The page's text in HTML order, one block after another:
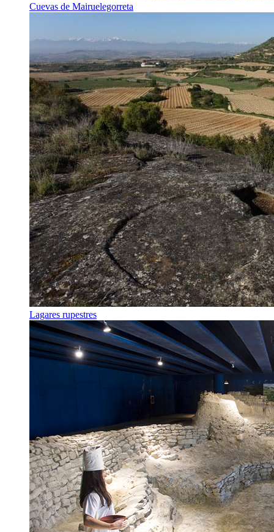
Cuevas de Mairuelegorreta
Lagares rupestres